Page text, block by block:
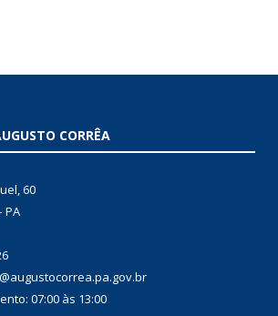
CORRÊA
60
PA
07:00 às 13:00